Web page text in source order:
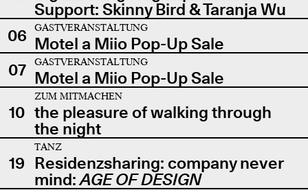
Support: Skinny Bird & Taranja Wu
06
GASTVERANSTALTUNG
Motel a Miio Pop-Up Sale
07
GASTVERANSTALTUNG
Motel a Miio Pop-Up Sale
10
ZUM MITMACHEN
the pleasure of walking through
the night
19
TANZ
Residenzsharing: company never
mind:AGE OF DESIGN